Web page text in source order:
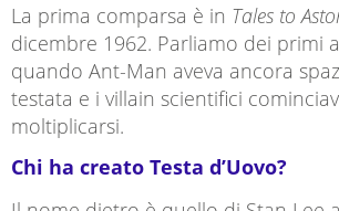
La prima comparsa è in Tales to
dicembre 1962. Parliamo dei primi
quando Ant-Man aveva ancora
testata e i villain scientifici
moltiplicarsi.
Chi ha creato Testa d’Uovo?